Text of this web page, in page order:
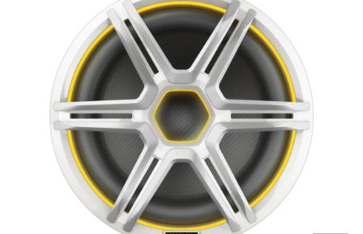
Golf
Marine
Morskie Systemy Audio
Fusion
Morskie systemy stereo
Wzmacniacze jachtowe
Głośniki morskie
Seria Apollo